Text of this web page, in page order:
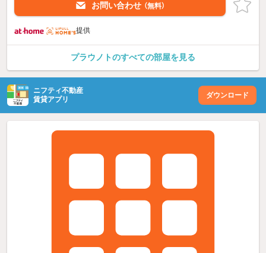
お問い合わせ （無料）
提供
プラウノトのすべての部屋を見る
ニフティ不動産
賃貸アプリ
ダウンロード